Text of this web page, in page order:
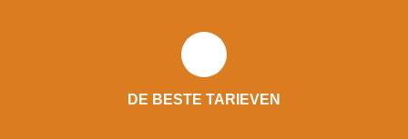
DE BESTE TARIEVEN